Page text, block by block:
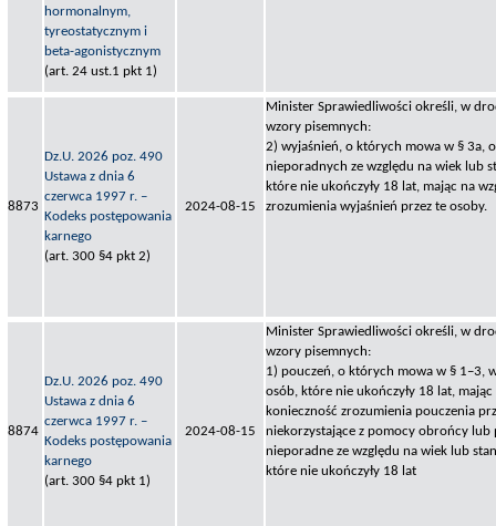
hormonalnym,
tyreostatycznym i
beta-agonistycznym
(art. 24 ust.1 pkt 1)
8873
Dz.U. 2026 poz. 490
Ustawa z dnia 6
czerwca 1997 r. –
Kodeks postępowania
karnego
(art. 300 §4 pkt 2)
2024-08-15
Minister Sprawiedliwości określi, w
wzory pisemnych:
2) wyjaśnień, o których mowa w § 3a,
nieporadnych ze względu na wiek lub
które nie ukończyły 18 lat, mając na
zrozumienia wyjaśnień przez te osoby.
8874
Dz.U. 2026 poz. 490
Ustawa z dnia 6
czerwca 1997 r. –
Kodeks postępowania
karnego
(art. 300 §4 pkt 1)
2024-08-15
Minister Sprawiedliwości określi, w
wzory pisemnych:
1) pouczeń, o których mowa w § 1–3,
osób, które nie ukończyły 18 lat, mając
konieczność zrozumienia pouczenia
niekorzystające z pomocy obrońcy lub
nieporadne ze względu na wiek lub
które nie ukończyły 18 lat